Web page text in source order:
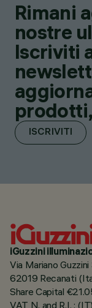
Rimani
nostre
Iscriviti
ISCRIVITI
iGuzzini
Via Mariano Guzzini
62019 Recanati
Share Capital
VAT N. and R.I. :